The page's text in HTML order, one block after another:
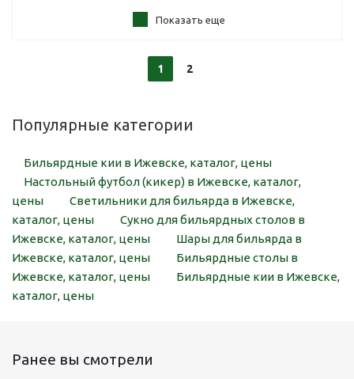
Показать еще
1 2
Популярные категории
Бильярдные кии в Ижевске, каталог, цены
Настольный футбол (кикер) в Ижевске, каталог,
цены
Светильники для бильярда в Ижевске,
каталог, цены
Сукно для бильярдных столов в
Ижевске, каталог, цены
Шары для бильярда в
Ижевске, каталог, цены
Бильярдные столы в
Ижевске, каталог, цены
Бильярдные кии в Ижевске,
каталог, цены
Ранее вы смотрели